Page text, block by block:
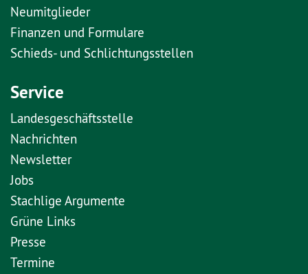
Neumitglieder
Finanzen und Formulare
Schieds- und Schlichtungsstellen
Service
Landesgeschäftsstelle
Nachrichten
Newsletter
Jobs
Stachlige Argumente
Grüne Links
Presse
Termine